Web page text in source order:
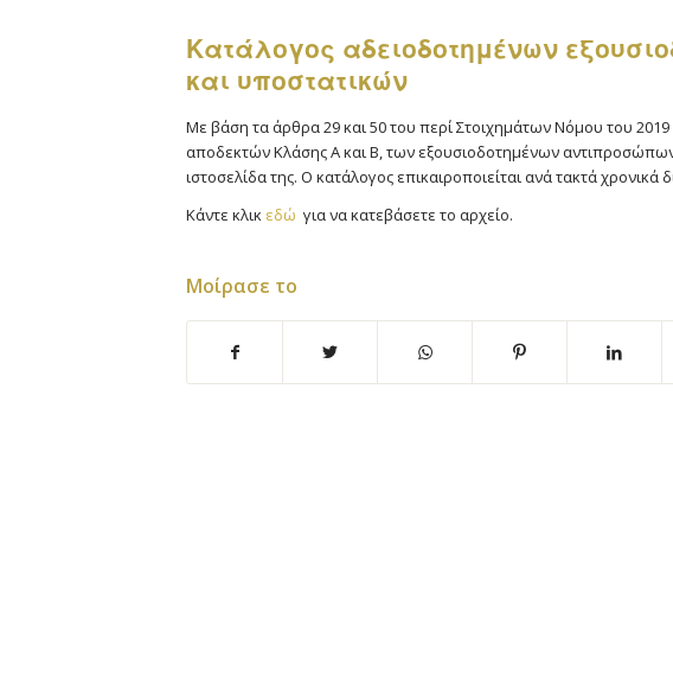
Kατάλογος αδειοδοτημένων
και υποστατικών
Με βάση τα άρθρα 29 και 50 του περί Στοιχημάτων Νόμου του
αποδεκτών Κλάσης Α και Β, των εξουσιοδοτημένων
ιστοσελίδα της. Ο κατάλογος επικαιροποιείται ανά τακτά χρονικά
Κάντε κλικ εδώ για να κατεβάσετε το αρχείο.
Μοίρασε το